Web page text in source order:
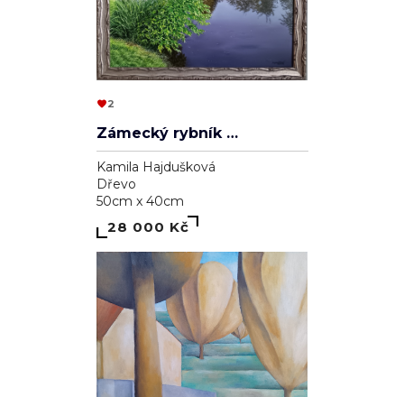
2
Zámecký rybník v Lednici
Kamila Hajdušková
Dřevo
50cm x 40cm
28 000 Kč